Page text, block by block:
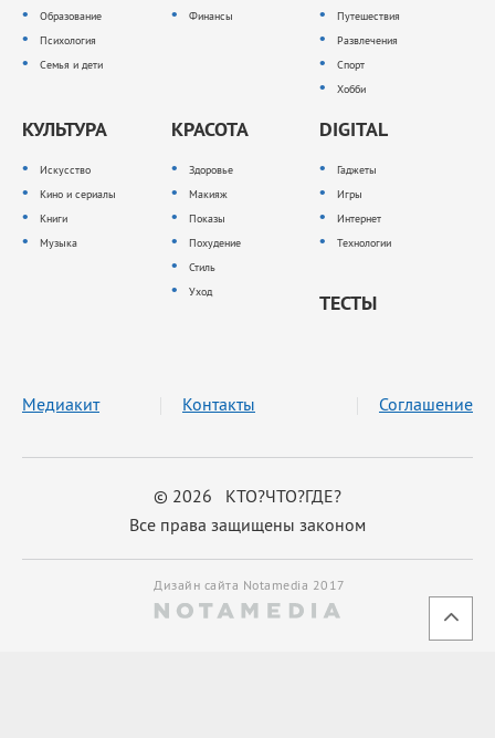
Образование
Психология
Семья и дети
Финансы
Путешествия
Развлечения
Спорт
Хобби
КУЛЬТУРА
Искусство
Кино и сериалы
Книги
Музыка
КРАСОТА
Здоровье
Макияж
Показы
Похудение
Стиль
Уход
DIGITAL
Гаджеты
Игры
Интернет
Технологии
ТЕСТЫ
© 2026 КТО?ЧТО?ГДЕ?
Все права защищены законом
Медиакит Контакты Соглашение
Дизайн сайта Notamedia 2017